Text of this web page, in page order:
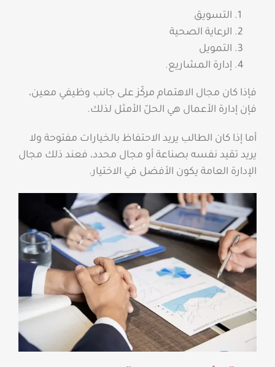
التسويق
الرعاية الصحية
التمويل
إدارة المشاريع.
فإذا كان مجال الاهتمام مركّز على جانب وظيفي معين،
فإن إدارة الأعمال هي الحلّ الأمثل لذلك.
أما إذا كان الطالب يريد الاحتفاظ بالخيارات مفتوحة ولا
يريد تقيد نفسه بصناعة أو مجال محدد، فعند ذلك مجال
الإدارة العامة يكون الأفضل في الاختيار.